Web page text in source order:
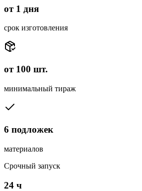
от 1 дня
срок изготовления
от 100 шт.
минимальный тираж
6 подложек
материалов
Срочный запуск
24 ч